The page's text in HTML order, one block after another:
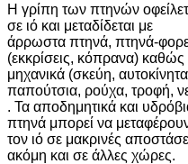
Η γρίπη των πτηνών
σε ιό και μεταδίδεται με
άρρωστα πτηνά, πτηνά-
(εκκρίσεις, κόπρανα) καθώς
μηχανικά (σκεύη,
παπούτσια, ρούχα, τροφή,
. Τα αποδημητικά και
πτηνά μπορεί να
τον ιό σε μακρινές
ακόμη και σε άλλες χώρες.